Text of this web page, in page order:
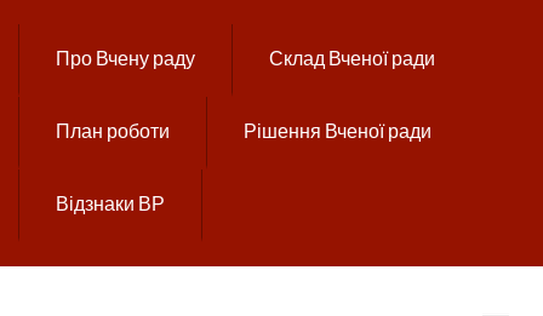
Про Вчену раду Склад Вченої ради
План роботи Рішення Вченої ради
Відзнаки ВР